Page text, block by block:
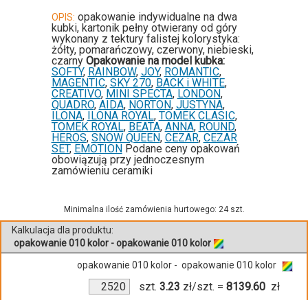
OPIS: opakowanie indywidualne na dwa
kubki, kartonik pełny otwierany od góry
wykonany z tektury falistej kolorystyka:
żółty, pomarańczowy, czerwony, niebieski,
czarny Opakowanie na model kubka:
SOFTY, RAINBOW, JOY, ROMANTIC,
MAGENTIC, SKY 270, BACK i WHITE,
CREATIVO, MINI SPECTA, LONDON,
QUADRO, AIDA, NORTON, JUSTYNA,
ILONA, ILONA ROYAL, TOMEK CLASIC,
TOMEK ROYAL, BEATA, ANNA, ROUND,
HEROS, SNOW QUEEN, CEZAR, CEZAR
SET, EMOTIONPodane ceny opakowań
obowiązują przy jednoczesnym
zamówieniu ceramiki
Minimalna ilość zamówienia hurtowego: 24 szt.
Kalkulacja dla produktu:
opakowanie 010 kolor - opakowanie 010 kolor
opakowanie 010 kolor - opakowanie 010 kolor
szt. 3.23 zł/szt. = 8139.60 zł